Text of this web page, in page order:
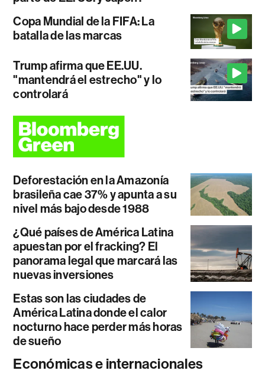
Copa Mundial de la FIFA: La
batalla de las marcas
Trump afirma que EE.UU.
"mantendrá el estrecho" y lo
controlará
Deforestación en la Amazonía
brasileña cae 37% y apunta a su
nivel más bajo desde 1988
¿Qué países de América Latina
apuestan por el fracking? El
panorama legal que marcará las
nuevas inversiones
Estas son las ciudades de
América Latina donde el calor
nocturno hace perder más horas
de sueño
Económicas e internacionales